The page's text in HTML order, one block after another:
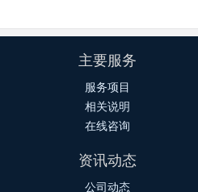
主要服务
服务项目
相关说明
在线咨询
资讯动态
公司动态